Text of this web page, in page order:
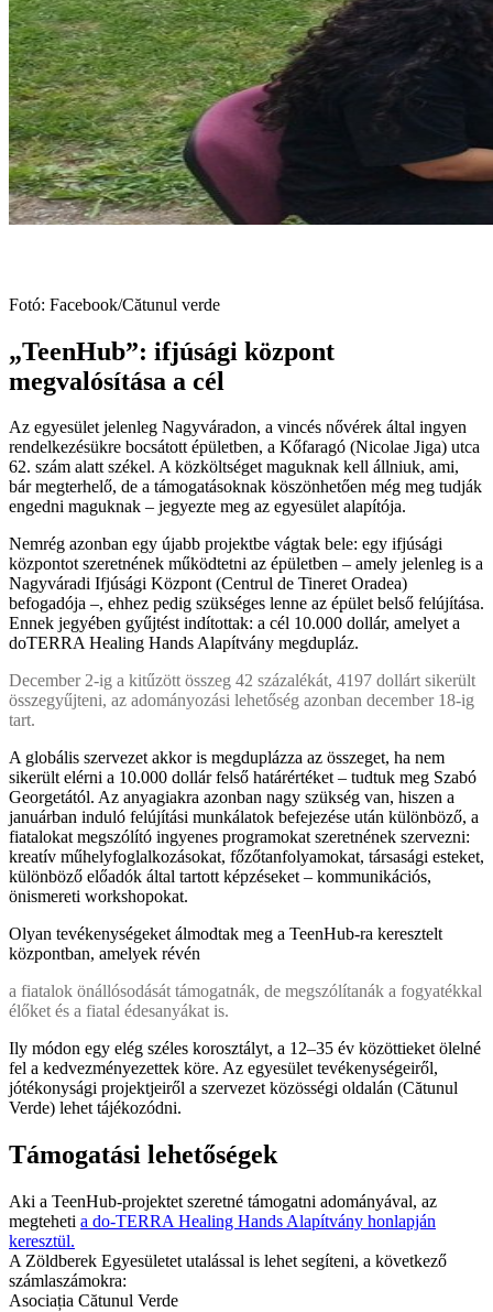
Fotó: Facebook/Cătunul verde
„TeenHub”: ifjúsági központ
megvalósítása a cél
Az egyesület jelenleg Nagyváradon, a vincés nővérek által ingyen
rendelkezésükre bocsátott épületben, a Kőfaragó (Nicolae Jiga) utca
62. szám alatt székel. A közköltséget maguknak kell állniuk, ami,
bár megterhelő, de a támogatásoknak köszönhetően még meg tudják
engedni maguknak – jegyezte meg az egyesület alapítója.
Nemrég azonban egy újabb projektbe vágtak bele: egy ifjúsági
központot szeretnének működtetni az épületben – amely jelenleg is a
Nagyváradi Ifjúsági Központ (Centrul de Tineret Oradea)
befogadója –, ehhez pedig szükséges lenne az épület belső felújítása.
Ennek jegyében gyűjtést indítottak: a cél 10.000 dollár, amelyet a
doTERRA Healing Hands Alapítvány megdupláz.
December 2-ig a kitűzött összeg 42 százalékát, 4197 dollárt sikerült
összegyűjteni, az adományozási lehetőség azonban december 18-ig
tart.
A globális szervezet akkor is megduplázza az összeget, ha nem
sikerült elérni a 10.000 dollár felső határértéket – tudtuk meg Szabó
Georgetától. Az anyagiakra azonban nagy szükség van, hiszen a
januárban induló felújítási munkálatok befejezése után különböző, a
fiatalokat megszólító ingyenes programokat szeretnének szervezni:
kreatív műhelyfoglalkozásokat, főzőtanfolyamokat, társasági esteket,
különböző előadók által tartott képzéseket – kommunikációs,
önismereti workshopokat.
Olyan tevékenységeket álmodtak meg a TeenHub-ra keresztelt
központban, amelyek révén
a fiatalok önállósodását támogatnák, de megszólítanák a fogyatékkal
élőket és a fiatal édesanyákat is.
Ily módon egy elég széles korosztályt, a 12–35 év közöttieket ölelné
fel a kedvezményezettek köre. Az egyesület tevékenységeiről,
jótékonysági projektjeiről a szervezet közösségi oldalán (Cătunul
Verde) lehet tájékozódni.
Támogatási lehetőségek
Aki a TeenHub-projektet szeretné támogatni adományával, az
megteheti a do-TERRA Healing Hands Alapítvány honlapján
keresztül.
A Zöldberek Egyesületet utalással is lehet segíteni, a következő
számlaszámokra:
Asociația Cătunul Verde